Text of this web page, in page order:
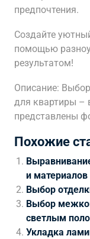
предпочтения.
Создайте
помощью
результатом!
Описание:
для квартиры –
представлены
Похожие
и материалов
Выбор
Выбор
светлым
Укладка